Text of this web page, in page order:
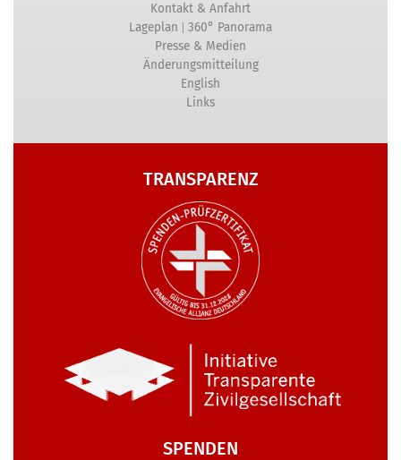
Kontakt & Anfahrt
Lageplan | 360° Panorama
Presse & Medien
Änderungsmitteilung
English
Links
TRANSPARENZ
SPENDEN